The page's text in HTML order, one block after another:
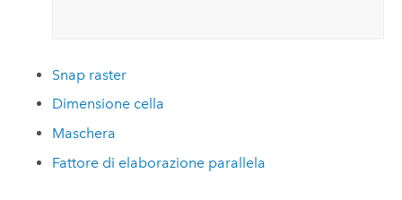
Snap raster
Dimensione cella
Maschera
Fattore di elaborazione parallela